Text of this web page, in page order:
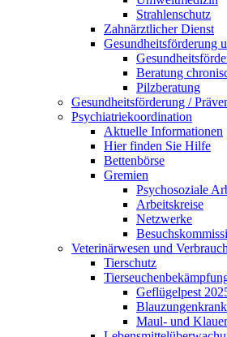
Strahlenschutz
Zahnärztlicher Dienst
Gesundheitsförderung
Beratung
Pilzberatung
Gesundheits­förderung /
Psychiatriekoordination
Aktuelle Informationen
Hier finden Sie Hilfe
Bettenbörse
Gremien
Psychosoziale
Arbeitskreise
Netzwerke
Veterinärwesen und
Tierschutz
Geflügelpest
Maul- und